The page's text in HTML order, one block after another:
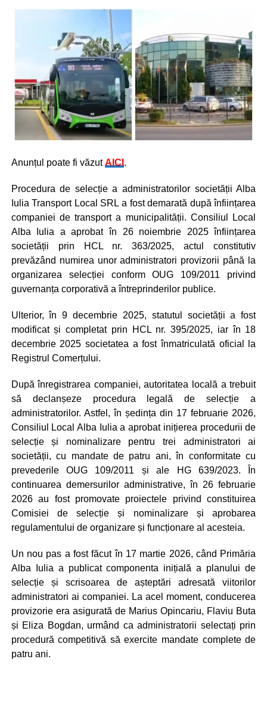
Anunțul poate fi văzutAICI .
Procedura de selecție a administratorilor societății Alba
Iulia Transport Local SRL a fost demarată după înființarea
companiei de transport a municipalității. Consiliul Local
Alba Iulia a aprobat în 26 noiembrie 2025 înființarea
societății prin HCL nr. 363/2025, actul constitutiv
prevăzând numirea unor administratori provizorii până la
organizarea selecției conform OUG 109/2011 privind
guvernanța corporativă a întreprinderilor publice.
Ulterior, în 9 decembrie 2025, statutul societății a fost
modificat și completat prin HCL nr. 395/2025, iar în 18
decembrie 2025 societatea a fost înmatriculată oficial la
Registrul Comerțului.
După înregistrarea companiei, autoritatea locală a trebuit
să declanșeze procedura legală de selecție a
administratorilor. Astfel, în ședința din 17 februarie 2026,
Consiliul Local Alba Iulia a aprobat inițierea procedurii de
selecție și nominalizare pentru trei administratori ai
societății, cu mandate de patru ani, în conformitate cu
prevederile OUG 109/2011 și ale HG 639/2023. În
continuarea demersurilor administrative, în 26 februarie
2026 au fost promovate proiectele privind constituirea
Comisiei de selecție și nominalizare și aprobarea
regulamentului de organizare și funcționare al acesteia.
Un nou pas a fost făcut în 17 martie 2026, când Primăria
Alba Iulia a publicat componenta inițială a planului de
selecție și scrisoarea de așteptări adresată viitorilor
administratori ai companiei. La acel moment, conducerea
provizorie era asigurată de Marius Opincariu, Flaviu Buta
și Eliza Bogdan, urmând ca administratorii selectați prin
procedură competitivă să exercite mandate complete de
patru ani.